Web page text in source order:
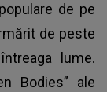
de pe
de peste
lume.
Bodies” ale